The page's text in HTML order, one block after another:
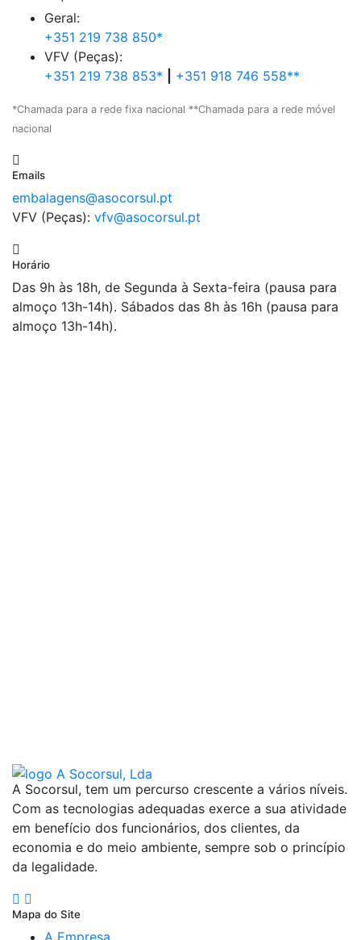
Geral:
+351 219 738 850*
VFV (Peças):
+351 219 738 853*
+351 918 746 558**
*Chamada para a rede fixa nacional **Chamada para a rede móvel
nacional
Emails
embalagens@asocorsul.pt
VFV (Peças): vfv@asocorsul.pt
Horário
Das 9h às 18h, de Segunda à Sexta-feira (pausa para
almoço 13h-14h). Sábados das 8h às 16h (pausa para
almoço 13h-14h).
A Socorsul, tem um percurso crescente a vários níveis.
Com as tecnologias adequadas exerce a sua atividade
em benefício dos funcionários, dos clientes, da
economia e do meio ambiente, sempre sob o princípio
da legalidade.
Mapa do Site